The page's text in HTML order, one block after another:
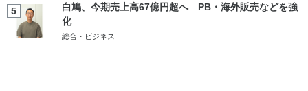
5
白鳩、今期売上高67億円超へ PB・海外販売などを強
化
総合・ビジネス